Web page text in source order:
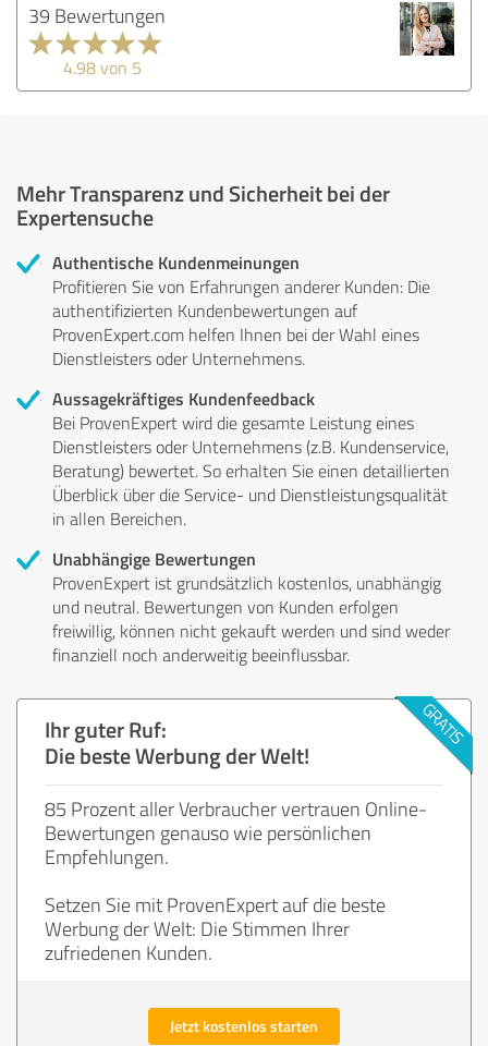
39 Bewertungen
4.98 von 5
Mehr Transparenz und Sicherheit bei der
Expertensuche
Authentische Kundenmeinungen
Profitieren Sie von Erfahrungen anderer Kunden: Die
authentifizierten Kundenbewertungen auf
ProvenExpert.com helfen Ihnen bei der Wahl eines
Dienstleisters oder Unternehmens.
Aussagekräftiges Kundenfeedback
Bei ProvenExpert wird die gesamte Leistung eines
Dienstleisters oder Unternehmens (z.B. Kundenservice,
Beratung) bewertet. So erhalten Sie einen detaillierten
Überblick über die Service- und Dienstleistungsqualität
in allen Bereichen.
Unabhängige Bewertungen
ProvenExpert ist grundsätzlich kostenlos, unabhängig
und neutral. Bewertungen von Kunden erfolgen
freiwillig, können nicht gekauft werden und sind weder
finanziell noch anderweitig beeinflussbar.
Ihr guter Ruf:
Die beste Werbung der Welt!
85 Prozent aller Verbraucher vertrauen Online-
Bewertungen genauso wie persönlichen
Empfehlungen.
Setzen Sie mit ProvenExpert auf die beste
Werbung der Welt: Die Stimmen Ihrer
zufriedenen Kunden.
Jetzt kostenlos starten